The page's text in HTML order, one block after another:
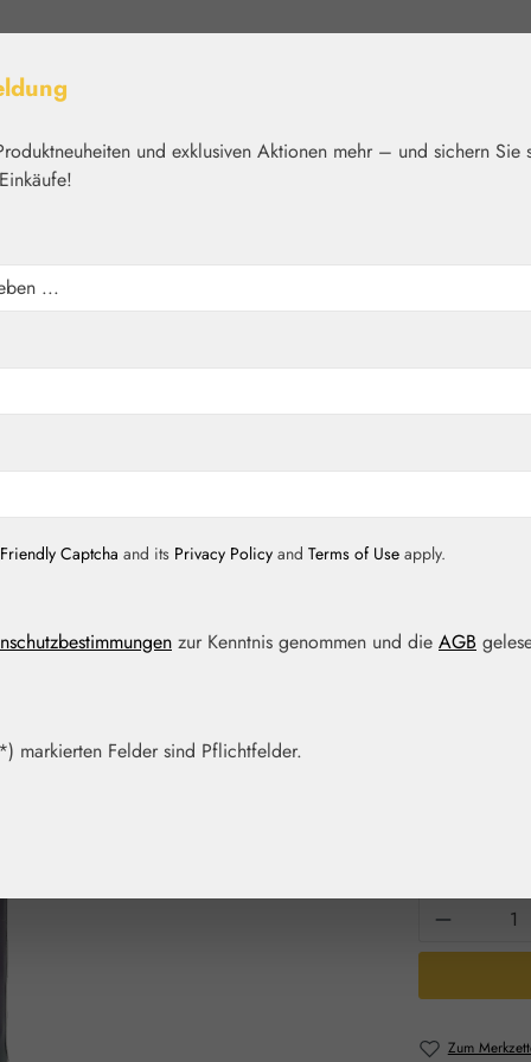
Home Blütenessenzen FES Quintessentials
Inhalt:0.008
Zum
und exklusiven Aktionen mehr – und sichern Sie
Friendly Captcha and its Privacy Policy and Terms of Use apply.
zur Kenntnis genommen und die AGB
markierten Felder sind Pflichtfelder.